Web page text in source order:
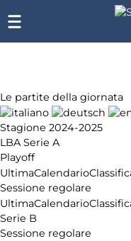
Le partite della giornata
Stagione 2024-2025
LBA Serie A
Playoff
UltimaCalendario
Sessione regolare
UltimaCalendario
Serie B
Sessione regolare
Chi
siamo
Affiliazione